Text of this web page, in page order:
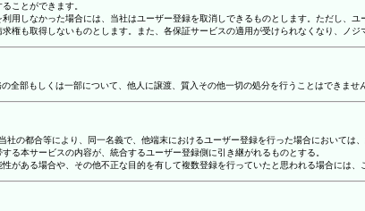
ことができます。
用しなかった場合には、当社はユーザー登録を取消しできるものとします。ただし、
権も取得しないものとします。また、各保証サービスの適用が受けられなくなり、ノ
全部もしくは一部について、他人に譲渡、質入その他一切の処分を行うことはできませ
の都合等により、同一名義で、他端末におけるユーザー登録を行った場合においては
る本サービスの内容が、統合するユーザー登録側に引き継がれるものとする。
がある場合や、その他不正な目的を有して複数登録を行っていたと思われる場合には、